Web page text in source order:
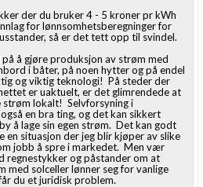
der du bruker 4 - 5 kroner pr kWh
for lønnsomhetsberegninger for
så er det tett opp til svindel.
å gjøre produksjon av strøm med
i båter, på noen hytter og på endel
og viktig teknologi! På steder der
er uaktuelt, er det glimrendede at
strøm lokalt! Selvforsyning i
en bra ting, og det kan sikkert
å lage sin egen strøm. Det kan godt
en situasjon der jeg blir kjøper av slike
jobb å spre i markedet. Men vær
regnestykker og påstander om at
med solceller lønner seg for vanlige
du et juridisk problem.